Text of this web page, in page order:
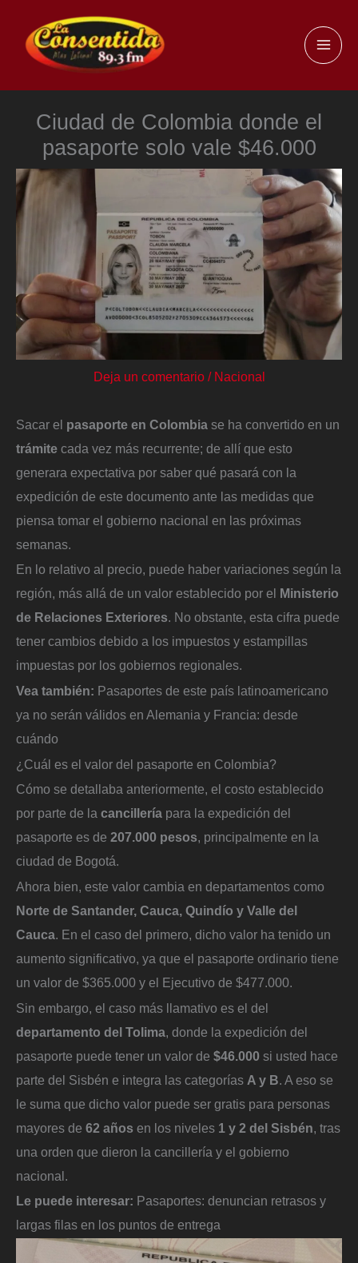
contenido
Ciudad de Colombia donde el
pasaporte solo vale $46.000
Deja un comentario / Nacional
Sacar el pasaporte en Colombia se ha convertido en un
trámite cada vez más recurrente; de allí que esto
generara expectativa por saber qué pasará con la
expedición de este documento ante las medidas que
piensa tomar el gobierno nacional en las próximas
semanas.
En lo relativo al precio, puede haber variaciones según la
región, más allá de un valor establecido por el
Ministerio
de Relaciones Exteriores. No obstante, esta cifra puede
tener cambios debido a los impuestos y estampillas
impuestas por los gobiernos regionales.
Vea también: Pasaportes de este país latinoamericano
ya no serán válidos en Alemania y Francia: desde
cuándo
¿Cuál es el valor del pasaporte en Colombia?
Cómo se detallaba anteriormente, el costo establecido
por parte de la cancillería para la expedición del
pasaporte es de 207.000 pesos, principalmente en la
ciudad de Bogotá.
Ahora bien, este valor cambia en departamentos como
Norte de Santander, Cauca, Quindío y Valle del
Cauca. En el caso del primero, dicho valor ha tenido un
aumento significativo, ya que el pasaporte ordinario tiene
un valor de $365.000 y el Ejecutivo de $477.000.
Sin embargo, el caso más llamativo es el del
departamento del Tolima, donde la expedición del
pasaporte puede tener un valor de $46.000 si usted hace
parte del Sisbén e integra las categorías A y B. A eso se
le suma que dicho valor puede ser gratis para personas
mayores de 62 años en los niveles 1 y 2 del Sisbén, tras
una orden que dieron la cancillería y el gobierno
nacional.
Le puede interesar: Pasaportes: denuncian retrasos y
largas filas en los puntos de entrega